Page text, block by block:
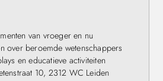
van vroeger en nu
over beroemde wetenschappers
en educatieve activiteiten
10, 2312 WC Leiden